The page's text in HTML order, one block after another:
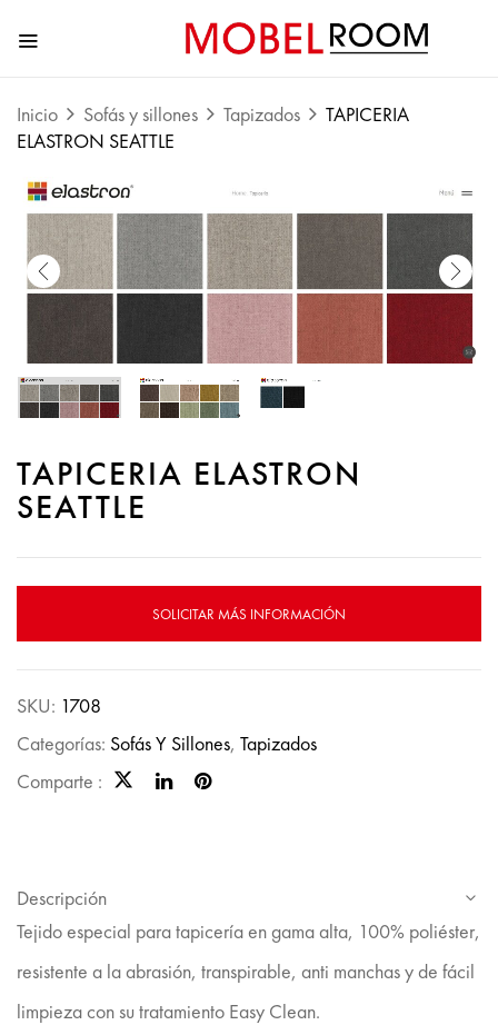
Inicio Sofás y sillones Tapizados
TAPICERIA
ELASTRON SEATTLE
TAPICERIA ELASTRON
SEATTLE
SOLICITAR MÁS INFORMACIÓN
SKU: 1708
Categorías: Sofás Y Sillones, Tapizados
Comparte :
Descripción
Tejido especial para tapicería en gama alta, 100% poliéster,
resistente a la abrasión, transpirable, anti manchas y de fácil
limpieza con su tratamiento Easy Clean.